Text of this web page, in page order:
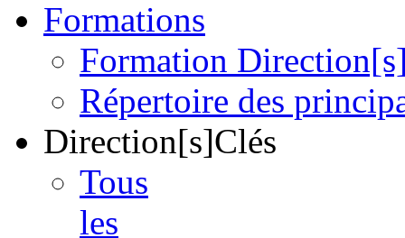
Formations
Formation
Répertoire des
Direction[s]Clés
Tous
les